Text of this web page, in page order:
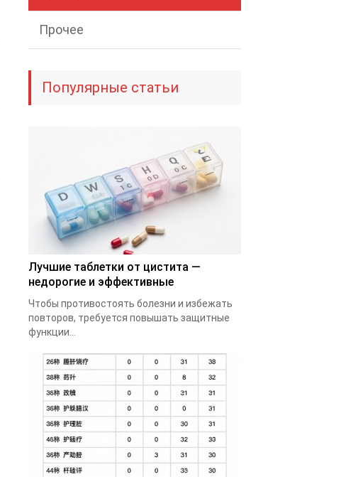
Прочее
Популярные статьи
Лучшие таблетки от цистита —
недорогие и эффективные
Чтобы противостоять болезни и избежать
повторов, требуется повышать защитные
функции...